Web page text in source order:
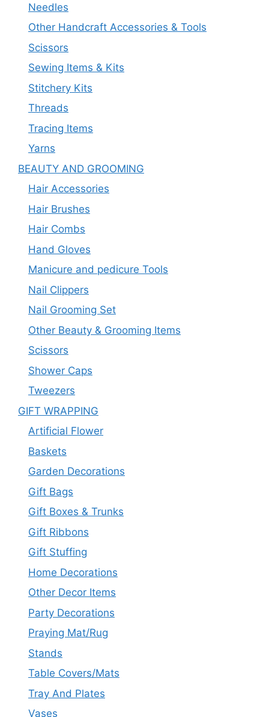
Needles
Other Handcraft Accessories & Tools
Scissors
Sewing Items & Kits
Stitchery Kits
Threads
Tracing Items
Yarns
BEAUTY AND GROOMING
Hair Accessories
Hair Brushes
Hair Combs
Hand Gloves
Manicure and pedicure Tools
Nail Clippers
Nail Grooming Set
Other Beauty & Grooming Items
Scissors
Shower Caps
Tweezers
GIFT WRAPPING
Artificial Flower
Baskets
Garden Decorations
Gift Bags
Gift Boxes & Trunks
Gift Ribbons
Gift Stuffing
Home Decorations
Other Decor Items
Party Decorations
Praying Mat/Rug
Stands
Table Covers/Mats
Tray And Plates
Vases